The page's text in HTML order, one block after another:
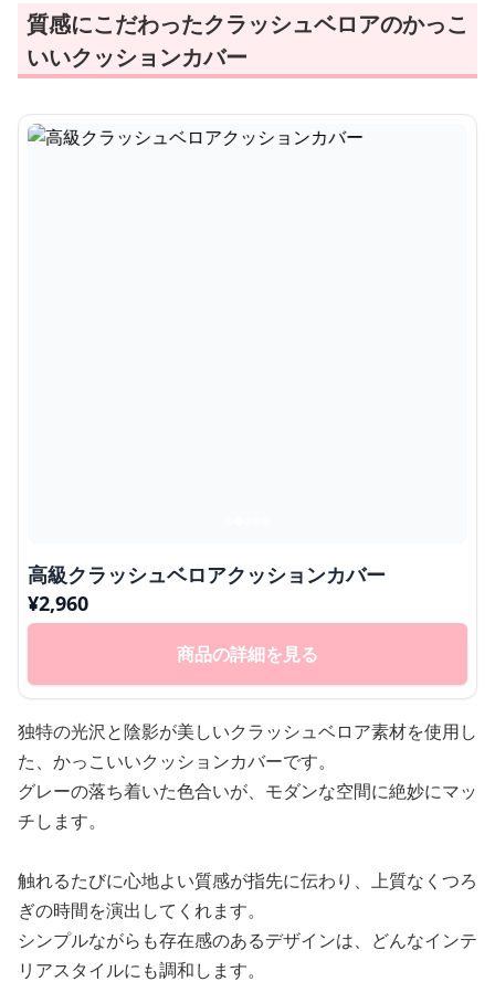
質感にこだわったクラッシュベロアのかっこ
いいクッションカバー
高級クラッシュベロアクッションカバー
¥2,960
商品の詳細を見る
独特の光沢と陰影が美しいクラッシュベロア素材を使用し
た、かっこいいクッションカバーです。
グレーの落ち着いた色合いが、モダンな空間に絶妙にマッ
チします。
触れるたびに心地よい質感が指先に伝わり、上質なくつろ
ぎの時間を演出してくれます。
シンプルながらも存在感のあるデザインは、どんなインテ
リアスタイルにも調和します。